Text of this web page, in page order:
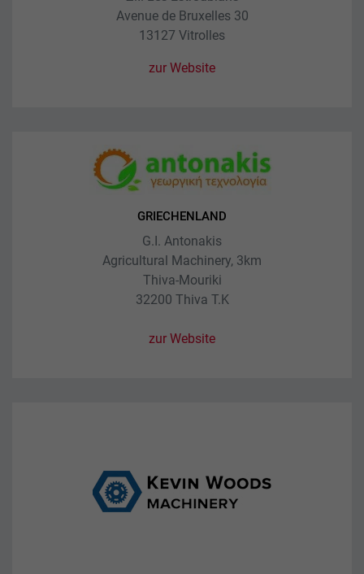
Avenue de Bruxelles 30
13127 Vitrolles
zur Website
GRIECHENLAND
G.I. Antonakis
Agricultural Machinery, 3km
Thiva-Mouriki
32200 Thiva T.K
zur Website